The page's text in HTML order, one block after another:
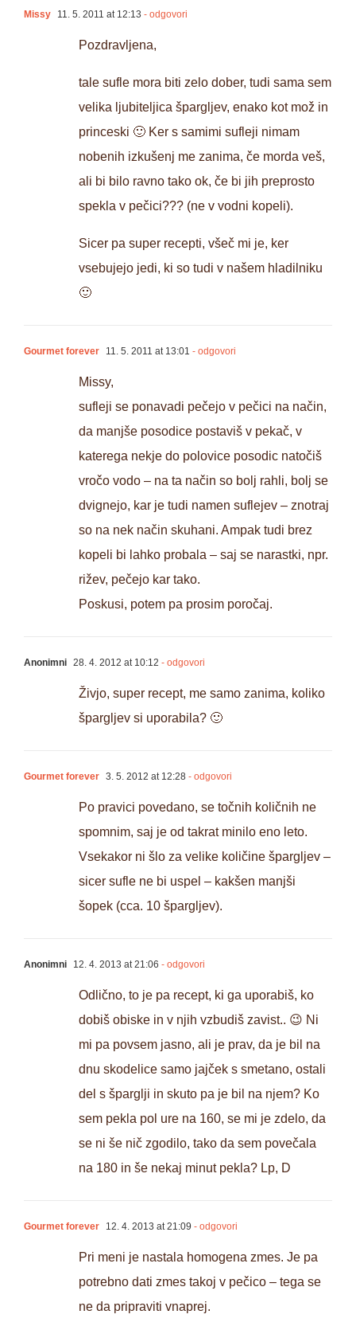
Missy 11. 5. 2011 at 12:13 - odgovori
Pozdravljena,
tale sufle mora biti zelo dober, tudi sama sem
velika ljubiteljica špargljev, enako kot mož in
princeski 🙂 Ker s samimi sufleji nimam
nobenih izkušenj me zanima, če morda veš,
ali bi bilo ravno tako ok, če bi jih preprosto
spekla v pečici??? (ne v vodni kopeli).
Sicer pa super recepti, všeč mi je, ker
vsebujejo jedi, ki so tudi v našem hladilniku
🙂
Gourmet forever 11. 5. 2011 at 13:01 - odgovori
Missy,
sufleji se ponavadi pečejo v pečici na način,
da manjše posodice postaviš v pekač, v
katerega nekje do polovice posodic natočiš
vročo vodo – na ta način so bolj rahli, bolj se
dvignejo, kar je tudi namen suflejev – znotraj
so na nek način skuhani. Ampak tudi brez
kopeli bi lahko probala – saj se narastki, npr.
rižev, pečejo kar tako.
Poskusi, potem pa prosim poročaj.
Anonimni 28. 4. 2012 at 10:12 - odgovori
Živjo, super recept, me samo zanima, koliko
špargljev si uporabila? 🙂
Gourmet forever 3. 5. 2012 at 12:28 - odgovori
Po pravici povedano, se točnih količnih ne
spomnim, saj je od takrat minilo eno leto.
Vsekakor ni šlo za velike količine špargljev –
sicer sufle ne bi uspel – kakšen manjši
šopek (cca. 10 špargljev).
Anonimni 12. 4. 2013 at 21:06 - odgovori
Odlično, to je pa recept, ki ga uporabiš, ko
dobiš obiske in v njih vzbudiš zavist.. 😉 Ni
mi pa povsem jasno, ali je prav, da je bil na
dnu skodelice samo jajček s smetano, ostali
del s šparglji in skuto pa je bil na njem? Ko
sem pekla pol ure na 160, se mi je zdelo, da
se ni še nič zgodilo, tako da sem povečala
na 180 in še nekaj minut pekla? Lp, D
Gourmet forever 12. 4. 2013 at 21:09 - odgovori
Pri meni je nastala homogena zmes. Je pa
potrebno dati zmes takoj v pečico – tega se
ne da pripraviti vnaprej.